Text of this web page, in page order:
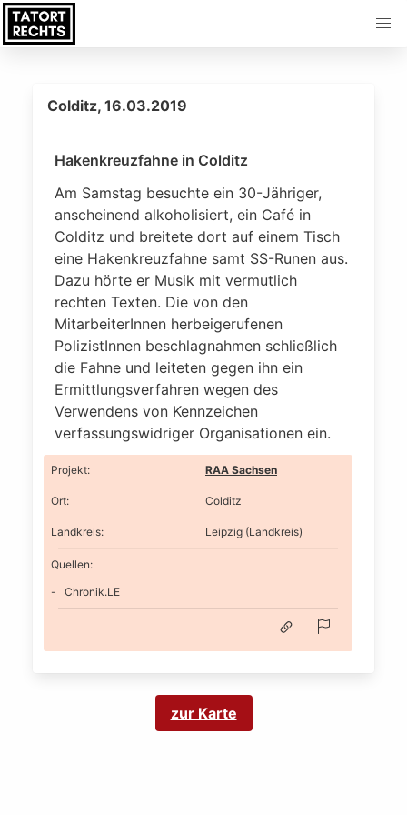
Colditz, 16.03.2019
Hakenkreuzfahne in Colditz
Am Samstag besuchte ein 30-Jähriger,
anscheinend alkoholisiert, ein Café in
Colditz und breitete dort auf einem Tisch
eine Hakenkreuzfahne samt SS-Runen aus.
Dazu hörte er Musik mit vermutlich
rechten Texten. Die von den
MitarbeiterInnen herbeigerufenen
PolizistInnen beschlagnahmen schließlich
die Fahne und leiteten gegen ihn ein
Ermittlungsverfahren wegen des
Verwendens von Kennzeichen
verfassungswidriger Organisationen ein.
Projekt: RAA Sachsen
Ort: Colditz
Landkreis: Leipzig (Landkreis)
Quellen:
Chronik.LE
zur Karte